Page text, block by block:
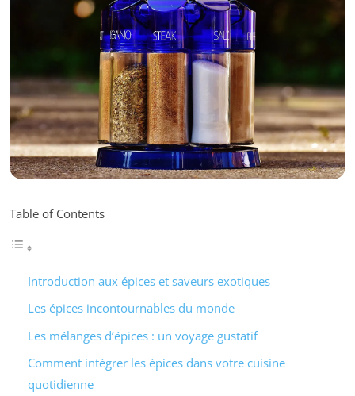
Table of Contents
Introduction aux épices et saveurs exotiques
Les épices incontournables du monde
Les mélanges d’épices : un voyage gustatif
Comment intégrer les épices dans votre cuisine
quotidienne